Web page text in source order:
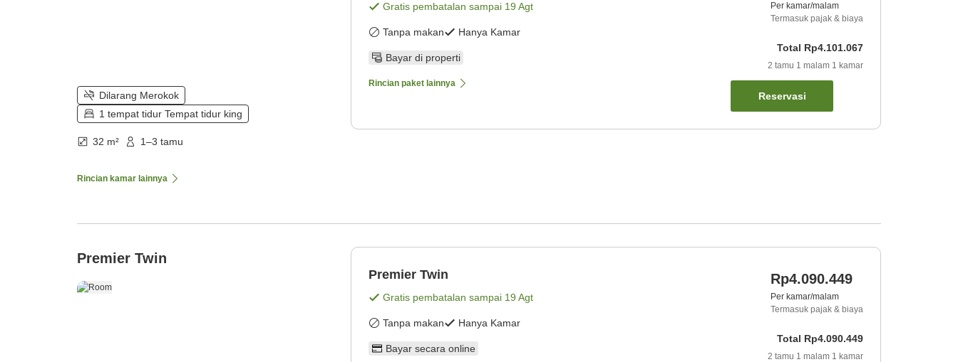
Dilarang Merokok
1 tempat tidur Tempat tidur king
32 m² 1–3 tamu
Rincian kamar lainnya
Gratis pembatalan sampai 19 Agt
Tanpa makan Hanya Kamar
Bayar di properti
Rincian paket lainnya
Per kamar/malam
Termasuk pajak & biaya
Total Rp4.101.067
2 tamu 1 malam 1 kamar
Reservasi
Premier Twin
Premier Twin
Gratis pembatalan sampai 19 Agt
Tanpa makan Hanya Kamar
Bayar secara online
Rp4.090.449
Per kamar/malam
Termasuk pajak & biaya
Total Rp4.090.449
2 tamu 1 malam 1 kamar